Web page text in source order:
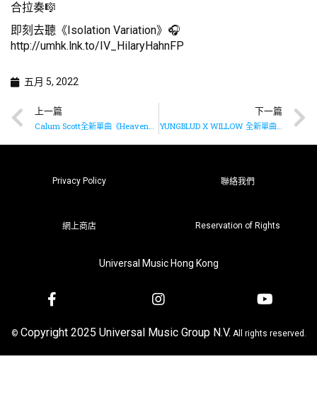
合拉奏🎼
即刻去聽《Isolation Variation》🎧
http://umhk.lnk.to/IV_HilaryHahnFP
五月 5, 2022
上一篇
Calum Scott全新單曲《Heaven》已推出
下一篇
YUNGBLUD X WILLOW 全新單曲《Memories》已推出
Privacy Policy 聯絡我們
網上商店 Reservation of Rights
Universal Music Hong Kong
© Copyright 2025 Universal Music Group N.V. All rights reserved.